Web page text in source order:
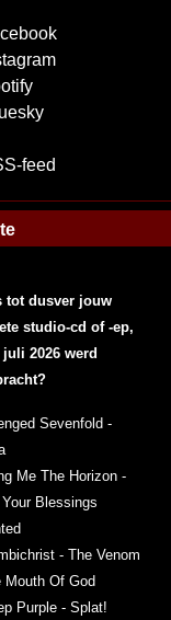
feed
tot dusver jouw
studio-cd of -ep,
2026 werd
Sevenfold -
Me The Horizon -
Blessings
- The Venom
Mouth Of God
Purple - Splat!